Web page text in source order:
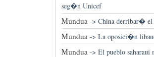
seg�n Unicef
Mundua-> China derribar� el
Mundua -> La oposici�n
Mundua -> El pueblo saharaui